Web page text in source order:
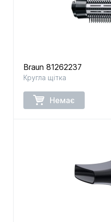
Braun 81262237
Кругла щітка
Немає